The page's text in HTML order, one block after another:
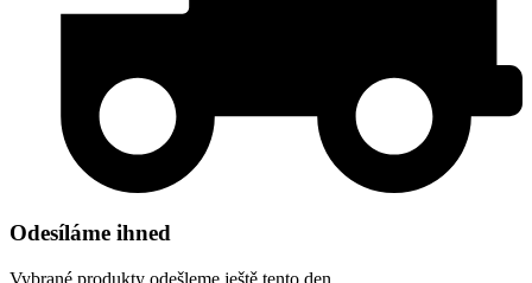
Odesíláme ihned
Vybrané produkty odešleme ještě tento den